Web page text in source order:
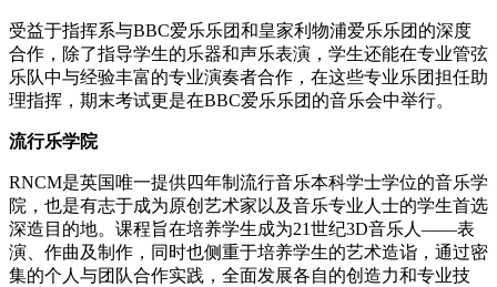
受益于指挥系与BBC爱乐乐团和皇家利物浦爱乐乐团的深度
合作，除了指导学生的乐器和声乐表演，学生还能在专业管弦
乐队中与经验丰富的专业演奏者合作，在这些专业乐团担任助
理指挥，期末考试更是在BBC爱乐乐团的音乐会中举行。
流行乐学院
RNCM是英国唯一提供四年制流行音乐本科学士学位的音乐学
院，也是有志于成为原创艺术家以及音乐专业人士的学生首选
深造目的地。课程旨在培养学生成为21世纪3D音乐人——表
演、作曲及制作，同时也侧重于培养学生的艺术造诣，通过密
集的个人与团队合作实践，全面发展各自的创造力和专业技